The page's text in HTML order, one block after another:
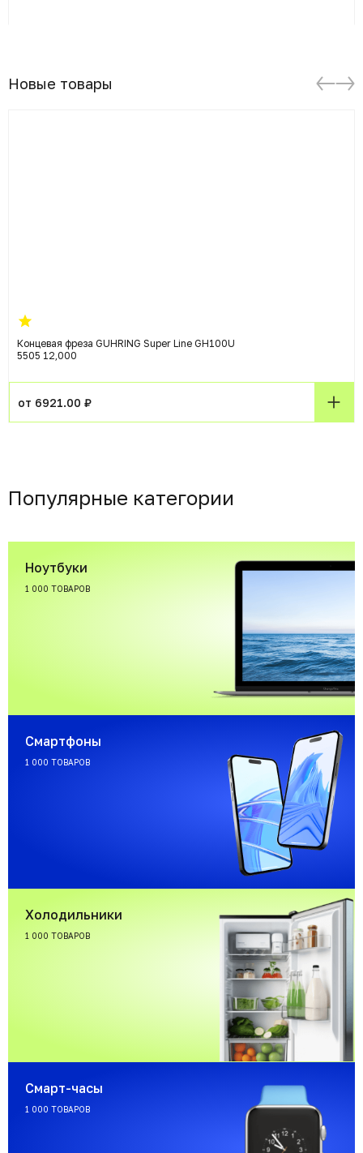
Новые товары
Концевая фреза GUHRING Super Line GH100U
5505 12,000
от 6921.00 ₽
Популярные категории
Ноутбуки
1 000 ТОВАРОВ
Смартфоны
1 000 ТОВАРОВ
Холодильники
1 000 ТОВАРОВ
Смарт-часы
1 000 ТОВАРОВ